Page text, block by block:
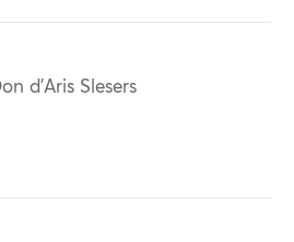
d'Aris Slesers